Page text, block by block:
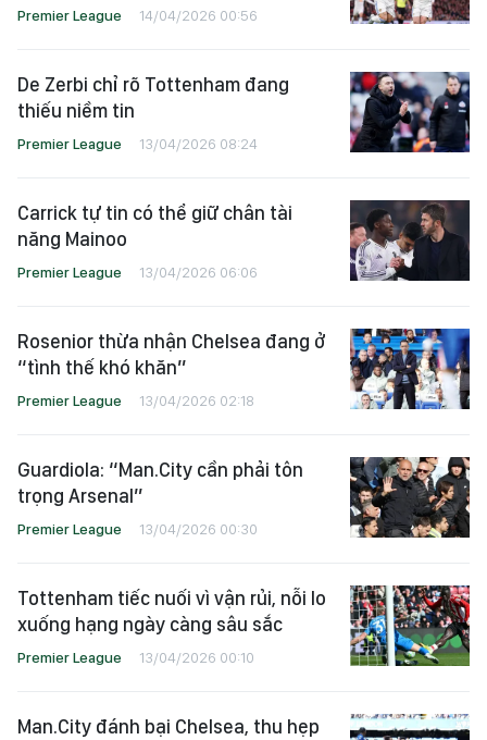
Premier League 14/04/2026 00:56
De Zerbi chỉ rõ Tottenham đang
thiếu niềm tin
Premier League 13/04/2026 08:24
Carrick tự tin có thể giữ chân tài
năng Mainoo
Premier League 13/04/2026 06:06
Rosenior thừa nhận Chelsea đang ở
“tình thế khó khăn”
Premier League 13/04/2026 02:18
Guardiola: “Man.City cần phải tôn
trọng Arsenal”
Premier League 13/04/2026 00:30
Tottenham tiếc nuối vì vận rủi, nỗi lo
xuống hạng ngày càng sâu sắc
Premier League 13/04/2026 00:10
Man.City đánh bại Chelsea, thu hẹp